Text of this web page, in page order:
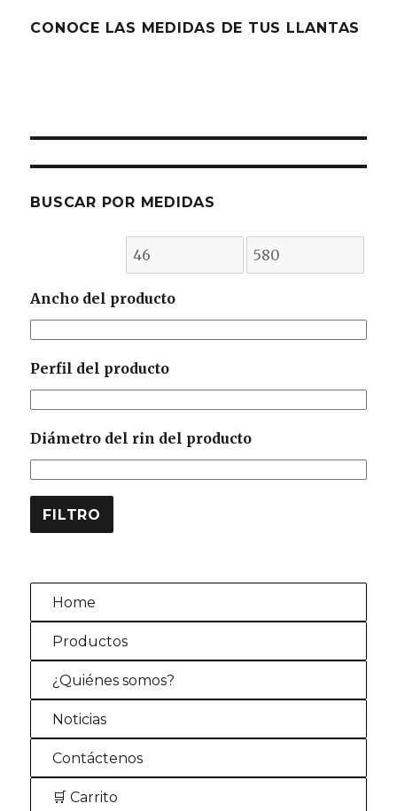
CONOCE LAS MEDIDAS DE TUS LLANTAS
BUSCAR POR MEDIDAS
Ancho del producto
Perfil del producto
Diámetro del rin del producto
FILTRO
Home
Productos
¿Quiénes somos?
Noticias
Contáctenos
🛒 Carrito